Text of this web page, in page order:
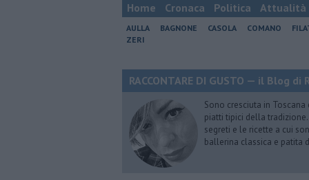
Home Cronaca Politica Attualità
AULLA BAGNONE CASOLA COMANO
ZERI
RACCONTARE DI GUSTO — il Blog di
Sono cresciuta in
piatti tipici della
segreti e le ricette a cui
ballerina classica e patita